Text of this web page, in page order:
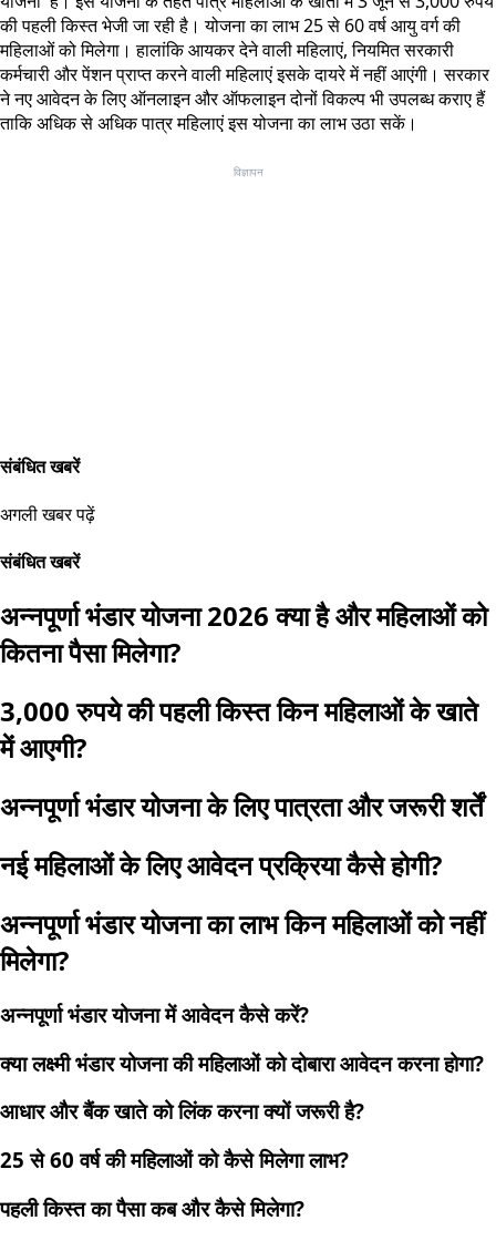
की पहली किस्त भेजी जा रही है। योजना का लाभ 25 से 60 वर्ष आयु वर्ग की
महिलाओं को मिलेगा। हालांकि आयकर देने वाली महिलाएं, नियमित सरकारी
कर्मचारी और पेंशन प्राप्त करने वाली महिलाएं इसके दायरे में नहीं आएंगी। सरकार
ने नए आवेदन के लिए ऑनलाइन और ऑफलाइन दोनों विकल्प भी उपलब्ध कराए हैं
ताकि अधिक से अधिक पात्र महिलाएं इस योजना का लाभ उठा सकें।
विज्ञापन
संबंधित खबरें
अगली खबर पढ़ें
संबंधित खबरें
अन्नपूर्णा भंडार योजना 2026 क्या है और महिलाओं को
कितना पैसा मिलेगा?
3,000 रुपये की पहली किस्त किन महिलाओं के खाते
में आएगी?
अन्नपूर्णा भंडार योजना के लिए पात्रता और जरूरी शर्तें
नई महिलाओं के लिए आवेदन प्रक्रिया कैसे होगी?
अन्नपूर्णा भंडार योजना का लाभ किन महिलाओं को नहीं
मिलेगा?
अन्नपूर्णा भंडार योजना में आवेदन कैसे करें?
क्या लक्ष्मी भंडार योजना की महिलाओं को दोबारा आवेदन करना होगा?
आधार और बैंक खाते को लिंक करना क्यों जरूरी है?
25 से 60 वर्ष की महिलाओं को कैसे मिलेगा लाभ?
पहली किस्त का पैसा कब और कैसे मिलेगा?